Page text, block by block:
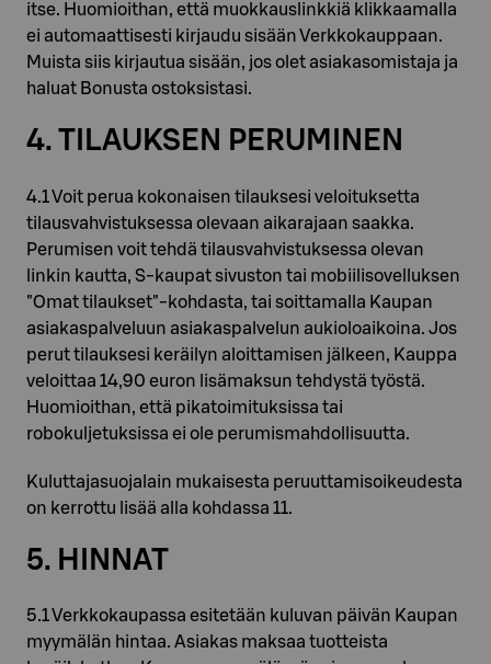
itse. Huomioithan, että muokkauslinkkiä klikkaamalla
ei automaattisesti kirjaudu sisään Verkkokauppaan.
Muista siis kirjautua sisään, jos olet asiakasomistaja ja
haluat Bonusta ostoksistasi.
4. TILAUKSEN PERUMINEN
4.1 Voit perua kokonaisen tilauksesi veloituksetta
tilausvahvistuksessa olevaan aikarajaan saakka.
Perumisen voit tehdä tilausvahvistuksessa olevan
linkin kautta, S-kaupat sivuston tai mobiilisovelluksen
"Omat tilaukset"-kohdasta, tai soittamalla Kaupan
asiakaspalveluun asiakaspalvelun aukioloaikoina. Jos
perut tilauksesi keräilyn aloittamisen jälkeen, Kauppa
veloittaa 14,90 euron lisämaksun tehdystä työstä.
Huomioithan, että pikatoimituksissa tai
robokuljetuksissa ei ole perumismahdollisuutta.
Kuluttajasuojalain mukaisesta peruuttamisoikeudesta
on kerrottu lisää alla kohdassa 11.
5. HINNAT
5.1 Verkkokaupassa esitetään kuluvan päivän Kaupan
myymälän hintaa. Asiakas maksaa tuotteista